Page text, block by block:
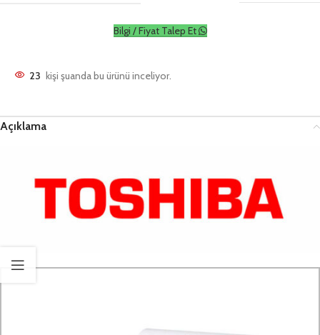
Bilgi / Fiyat Talep Et
23 kişi şuanda bu ürünü inceliyor.
Açıklama